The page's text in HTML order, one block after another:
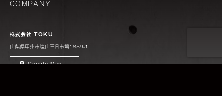
COMPANY
株式会社 TOKU
山梨県甲州市塩山三日市場1859-1
Google Map